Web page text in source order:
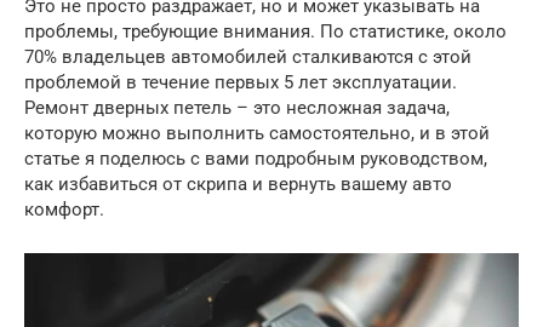
Это не просто раздражает, но и может указывать на
проблемы, требующие внимания. По статистике, около
70% владельцев автомобилей сталкиваются с этой
проблемой в течение первых 5 лет эксплуатации.
Ремонт дверных петель – это несложная задача,
которую можно выполнить самостоятельно, и в этой
статье я поделюсь с вами подробным руководством,
как избавиться от скрипа и вернуть вашему авто
комфорт.